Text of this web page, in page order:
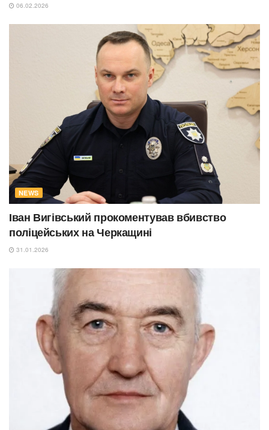
06.02.2026
NEWS
Іван Вигівський прокоментував вбивство
поліцейських на Черкащині
31.01.2026